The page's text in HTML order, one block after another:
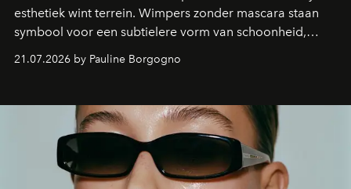
esthetiek wint terrein. Wimpers zonder mascara staan
symbool voor een subtielere vorm van schoonheid,
waarin zelfvertrouwen belangrijker is dan een overvloed
aan make-up.
21.07.2026 by Pauline Borgogno